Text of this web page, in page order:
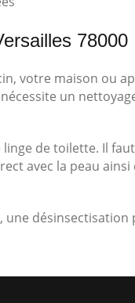
78000
votre maison ou
un
de toilette. Il
avec la peau
une